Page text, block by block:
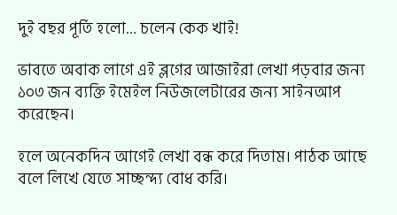
দুই বছর পূর্তি হলো… চলেন কেক খাই!
ভাবতে অবাক লাগে এই ব্লগের আজাইরা লেখা পড়বার জন্য
১০৩ জন ব্যক্তি ইমেইল নিউজলেটারের জন্য সাইনআপ
করেছেন।
হলে অনেকদিন আগেই লেখা বন্ধ করে দিতাম। পাঠক আছে
বলে লিখে যেতে সাচ্ছন্দ্য বোধ করি।